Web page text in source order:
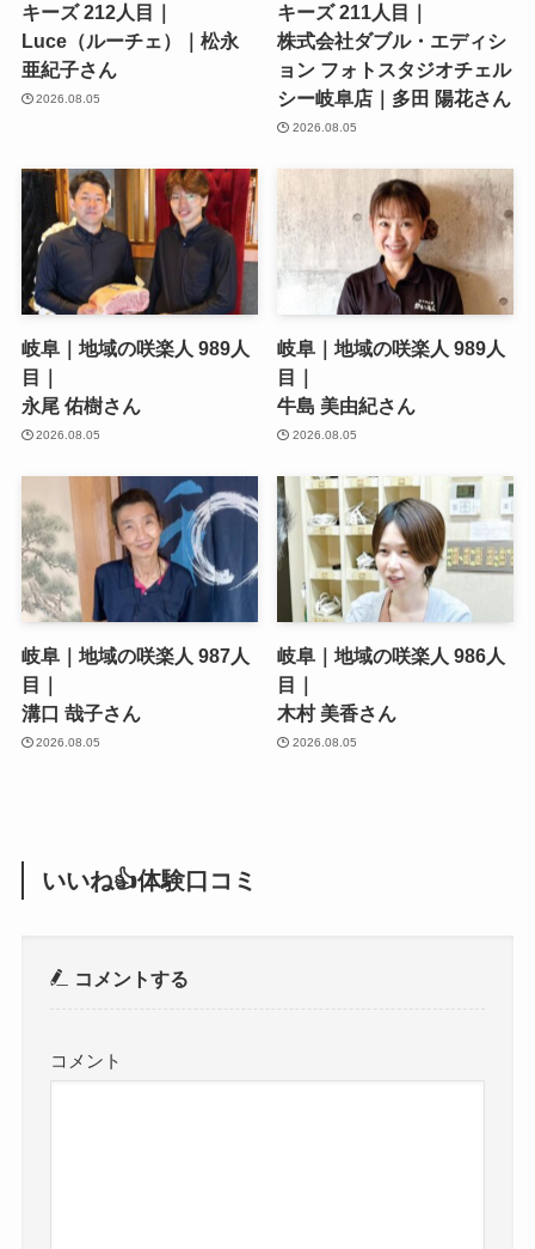
キーズ 212人目｜
Luce（ルーチェ）｜松永
亜紀子さん
2026.08.05
キーズ 211人目｜
株式会社ダブル・エディシ
ョン フォトスタジオチェル
シー岐阜店｜多田 陽花さん
2026.08.05
岐阜｜地域の咲楽人 989人
目｜
永尾 佑樹さん
2026.08.05
岐阜｜地域の咲楽人 989人
目｜
牛島 美由紀さん
2026.08.05
岐阜｜地域の咲楽人 987人
目｜
溝口 哉子さん
2026.08.05
岐阜｜地域の咲楽人 986人
目｜
木村 美香さん
2026.08.05
いいね👍体験口コミ
コメントする
コメント